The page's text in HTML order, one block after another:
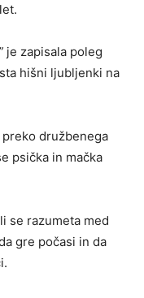
je zapisala poleg
hišni ljubljenki na
družbenega
psička in mačka
se razumeta med
gre počasi in da